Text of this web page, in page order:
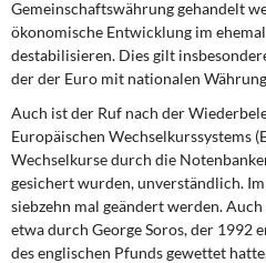
Gemeinschaftswährung gehandelt
ökonomische Entwicklung im
destabilisieren. Dies gilt
der der Euro mit nationalen
Auch ist der Ruf nach der
Europäischen Wechselkurssystems
Wechselkurse durch die
gesichert wurden, unverständlich.
siebzehn mal geändert werden.
etwa durch George Soros, der 1992
des englischen Pfunds gewettet